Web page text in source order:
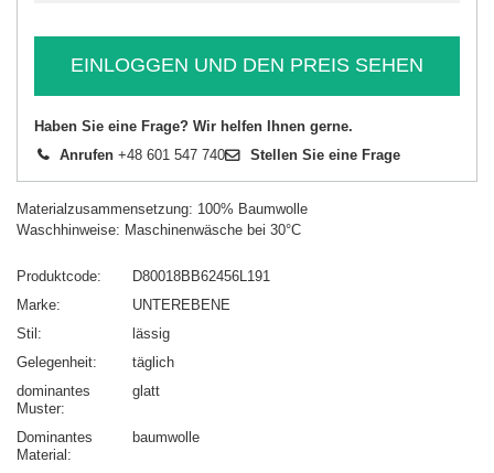
EINLOGGEN UND DEN PREIS SEHEN
Haben Sie eine Frage? Wir helfen Ihnen gerne.
Anrufen +48 601 547 740 Stellen Sie eine Frage
Materialzusammensetzung: 100% Baumwolle
Waschhinweise: Maschinenwäsche bei 30°C
Produktcode
D80018BB62456L191
Marke
UNTEREBENE
Stil
lässig
Gelegenheit
täglich
dominantes
Muster
glatt
Dominantes
Material
baumwolle